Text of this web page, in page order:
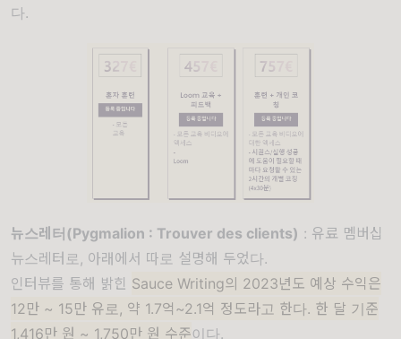
다.
뉴스레터(Pygmalion : Trouver des clients) : 유료 멤버십
뉴스레터로, 아래에서 따로 설명해 두었다.
인터뷰를 통해 밝힌 Sauce Writing의 2023년도 예상 수익은
12만 ~ 15만 유로, 약 1.7억~2.1억 정도라고 한다. 한 달 기준
1,416만 원 ~ 1,750만 원 수준이다.